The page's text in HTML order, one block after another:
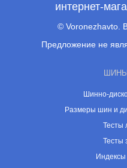
интернет-
© Voronezhavto.
Предложение не
Шинно-
Размеры шин и
Тесты
Тесты
Индексы